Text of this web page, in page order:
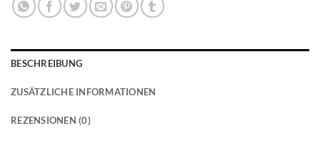
BESCHREIBUNG
ZUSÄTZLICHE INFORMATIONEN
REZENSIONEN (0)